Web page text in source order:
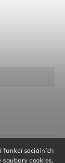
funkcí sociálních
cookies.